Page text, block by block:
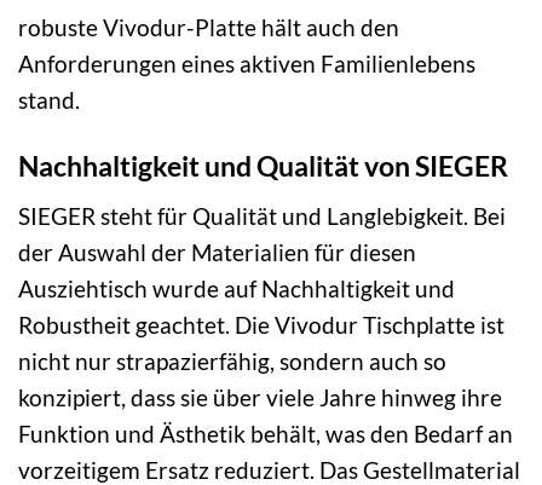
robuste Vivodur-Platte hält auch den
Anforderungen eines aktiven Familienlebens
stand.
Nachhaltigkeit und Qualität von SIEGER
SIEGER steht für Qualität und Langlebigkeit. Bei
der Auswahl der Materialien für diesen
Ausziehtisch wurde auf Nachhaltigkeit und
Robustheit geachtet. Die Vivodur Tischplatte ist
nicht nur strapazierfähig, sondern auch so
konzipiert, dass sie über viele Jahre hinweg ihre
Funktion und Ästhetik behält, was den Bedarf an
vorzeitigem Ersatz reduziert. Das Gestellmaterial